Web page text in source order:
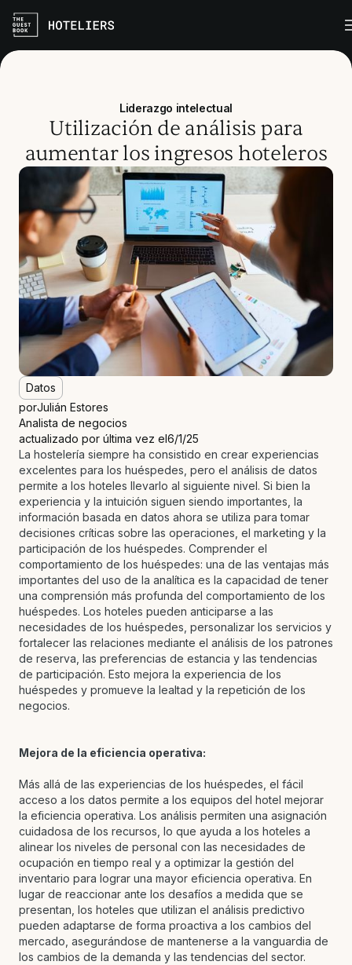
Liderazgo intelectual
Utilización de análisis para
aumentar los ingresos hoteleros
Datos
porJulián Estores
Analista de negocios
actualizado por última vez el6/1/25
La hostelería siempre ha consistido en crear experiencias
excelentes para los huéspedes, pero el análisis de datos
permite a los hoteles llevarlo al siguiente nivel. Si bien la
experiencia y la intuición siguen siendo importantes, la
información basada en datos ahora se utiliza para tomar
decisiones críticas sobre las operaciones, el marketing y la
participación de los huéspedes. Comprender el
comportamiento de los huéspedes: una de las ventajas más
importantes del uso de la analítica es la capacidad de tener
una comprensión más profunda del comportamiento de los
huéspedes. Los hoteles pueden anticiparse a las
necesidades de los huéspedes, personalizar los servicios y
fortalecer las relaciones mediante el análisis de los patrones
de reserva, las preferencias de estancia y las tendencias
de participación. Esto mejora la experiencia de los
huéspedes y promueve la lealtad y la repetición de los
negocios.
Mejora de la eficiencia operativa:
Más allá de las experiencias de los huéspedes, el fácil
acceso a los datos permite a los equipos del hotel mejorar
la eficiencia operativa. Los análisis permiten una asignación
cuidadosa de los recursos, lo que ayuda a los hoteles a
alinear los niveles de personal con las necesidades de
ocupación en tiempo real y a optimizar la gestión del
inventario para lograr una mayor eficiencia operativa. En
lugar de reaccionar ante los desafíos a medida que se
presentan, los hoteles que utilizan el análisis predictivo
pueden adaptarse de forma proactiva a los cambios del
mercado, asegurándose de mantenerse a la vanguardia de
los cambios de la demanda y las tendencias del sector.